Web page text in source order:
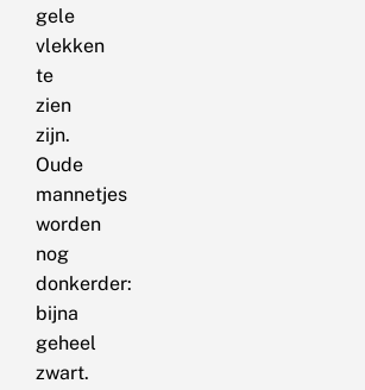
gele
vlekken
te
zien
zijn.
Oude
mannetjes
worden
nog
donkerder:
bijna
geheel
zwart.